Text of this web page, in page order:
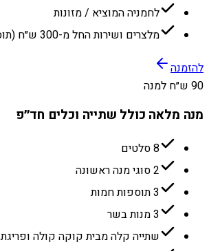
לחמניה המוציא / מזונות
מלצרים ושירות החל מ-300 ש״ח (תוספת)
להזמנה
90 ש״ח למנה
מנה מלאה כולל שתייה וכלים חד״פ
8 סלטים
2 סוגי מנה ראשונה
3 תוספות חמות
3 מנות בשר
שתייה קלה מבית קוקה קולה ופריגת